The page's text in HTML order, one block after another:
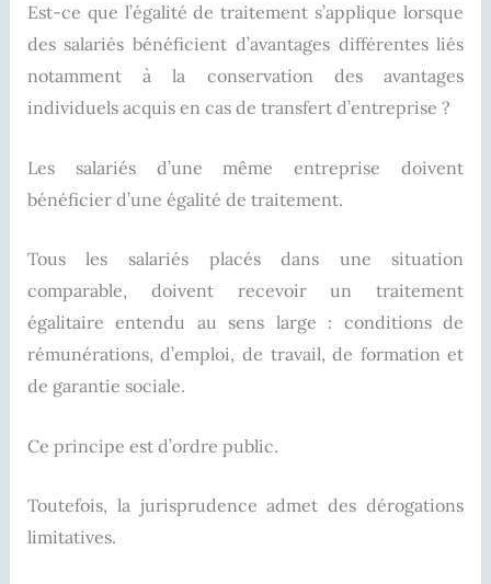
Est-ce que l’égalité de traitement s’applique lorsque
des salariés bénéficient d’avantages différentes liés
notamment à la conservation des avantages
individuels acquis en cas de transfert d’entreprise ?
Les salariés d’une même entreprise doivent
bénéficier d’une égalité de traitement.
Tous les salariés placés dans une situation
comparable, doivent recevoir un traitement
égalitaire entendu au sens large : conditions de
rémunérations, d’emploi, de travail, de formation et
de garantie sociale.
Ce principe est d’ordre public.
Toutefois, la jurisprudence admet des dérogations
limitatives.